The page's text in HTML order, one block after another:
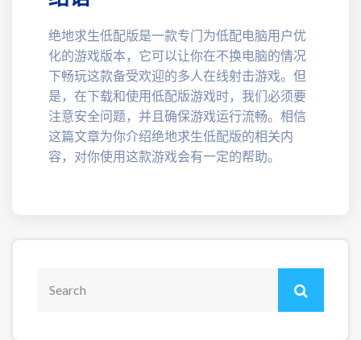
绝地求生低配版是一款专门为低配电脑用户优
化的游戏版本，它可以让你在不换电脑的情况
下畅玩这款备受欢迎的多人在线射击游戏。但
是，在下载和使用低配版游戏时，我们必须要
注意安全问题，并且确保游戏运行流畅。相信
这篇文章为你介绍绝地求生低配版的相关内
容，对你使用这款游戏会有一定的帮助。